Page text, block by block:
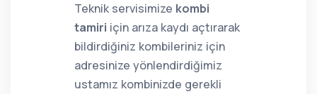
Teknik servisimize kombi
tamiri için arıza kaydı açtırarak
bildirdiğiniz kombileriniz için
adresinize yönlendirdiğimiz
ustamız kombinizde gerekli